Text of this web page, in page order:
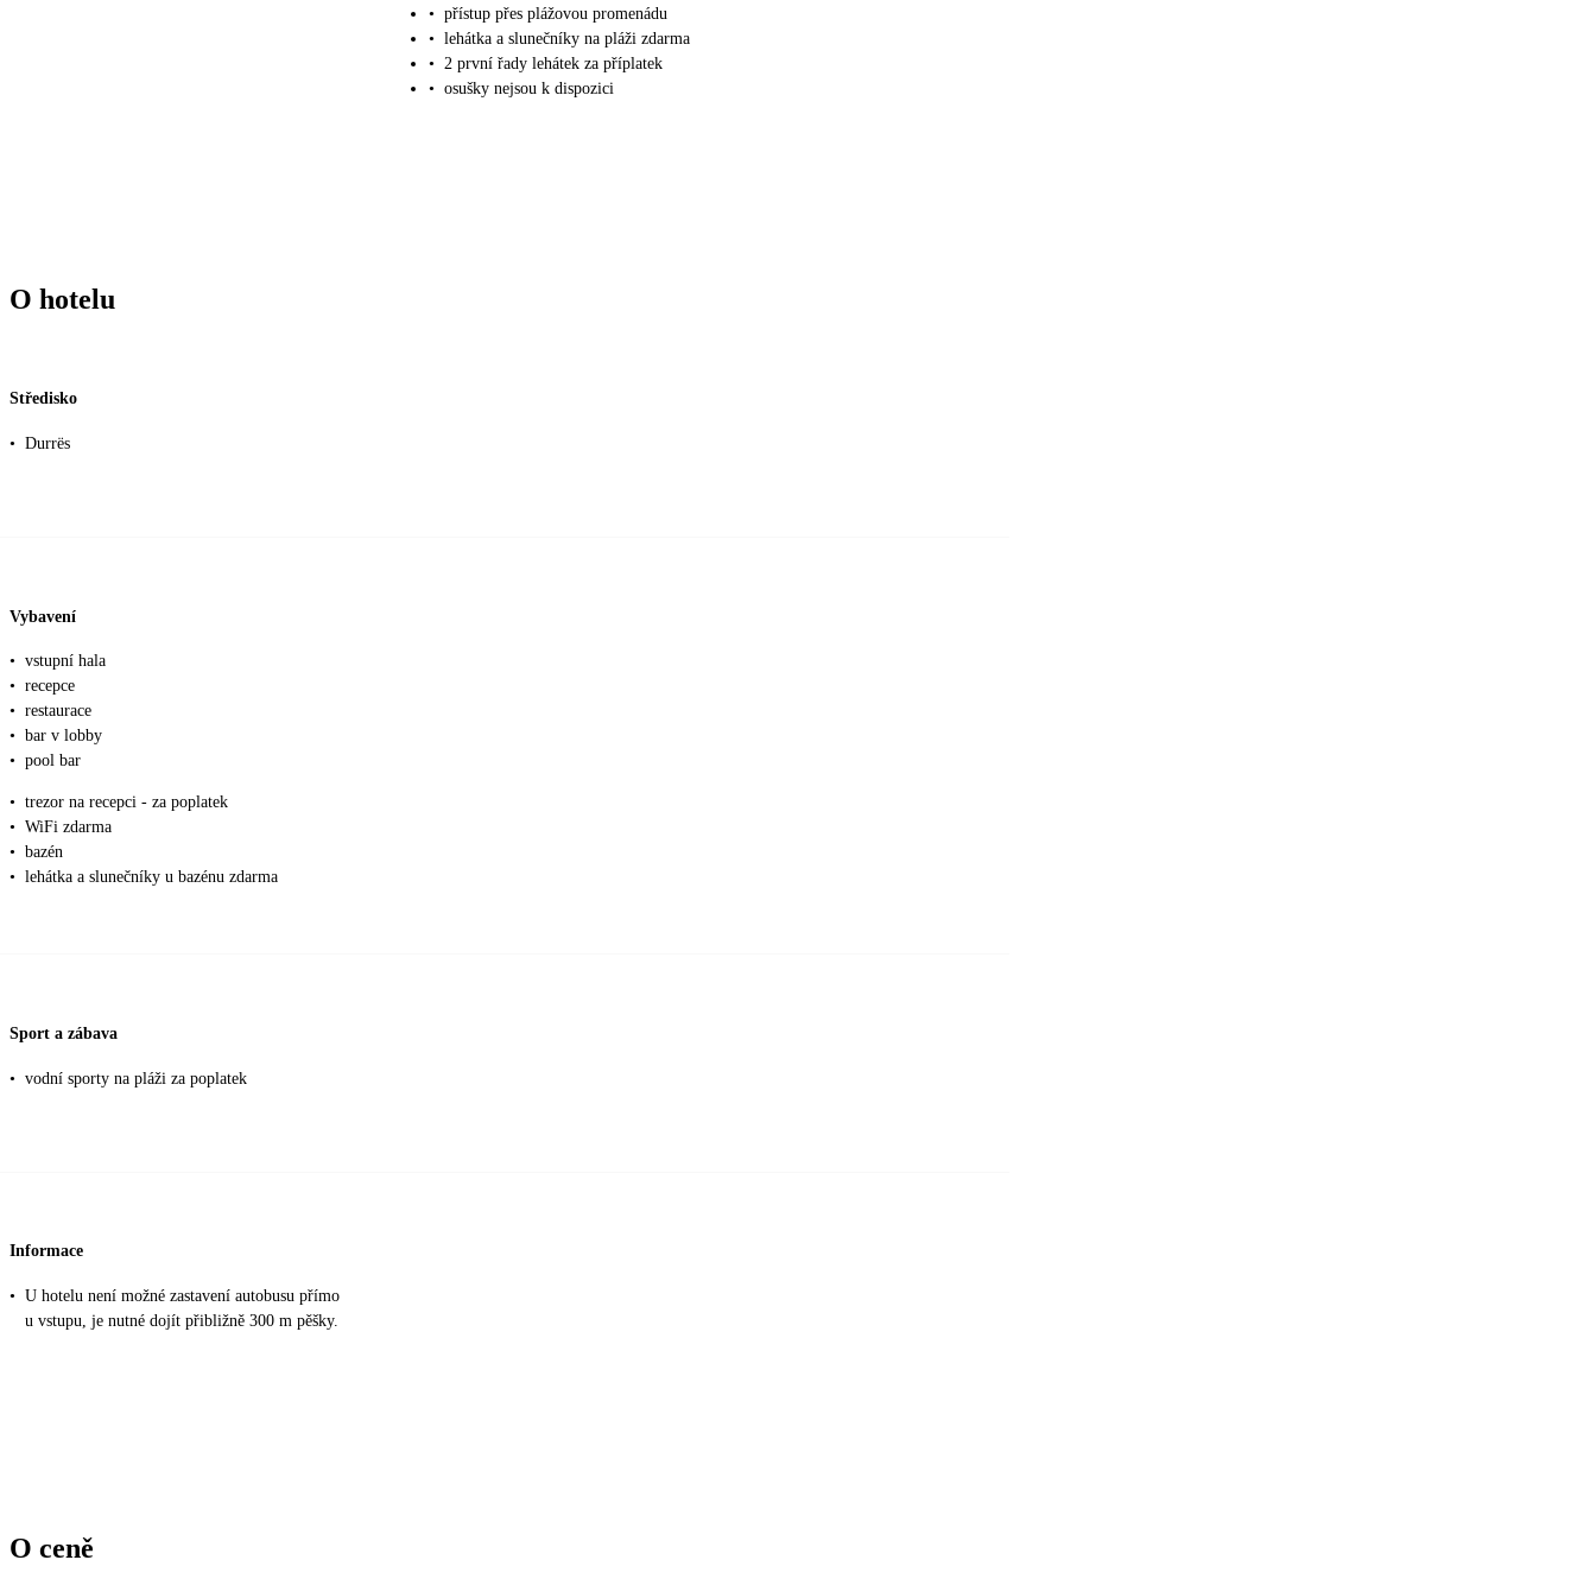
• přístup přes plážovou promenádu
• lehátka a slunečníky na pláži zdarma
• 2 první řady lehátek za příplatek
• osušky nejsou k dispozici
O hotelu
Středisko
• Durrës
Vybavení
• vstupní hala
• recepce
• restaurace
• bar v lobby
• pool bar
• trezor na recepci - za poplatek
• WiFi zdarma
• bazén
• lehátka a slunečníky u bazénu zdarma
Sport a zábava
• vodní sporty na pláži za poplatek
Informace
• U hotelu není možné zastavení autobusu přímo
u vstupu, je nutné dojít přibližně 300 m pěšky.
O ceně